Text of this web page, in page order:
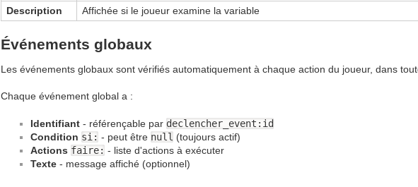
Description
Affichée si le joueur examine la variable
Événements globaux
Les événements globaux sont vérifiés automatiquement à chaque action du joueur, dans
Chaque événement global a :
Identifiant - référençable par declencher_event:id
Condition si: - peut être null (toujours actif)
Actions faire: - liste d'actions à exécuter
Texte - message affiché (optionnel)